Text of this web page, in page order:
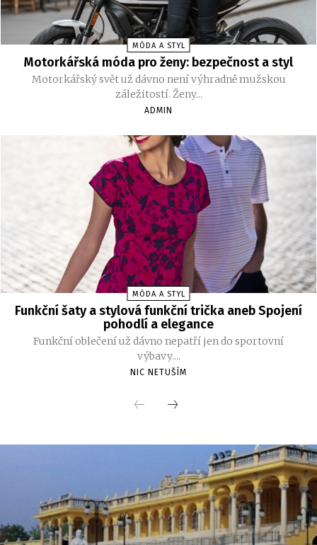
MÓDA A STYL
Motorkářská móda pro ženy: bezpečnost a styl
Motorkářský svět už dávno není výhradně mužskou
záležitostí. Ženy...
ADMIN
MÓDA A STYL
Funkční šaty a stylová funkční trička aneb Spojení
pohodlí a elegance
Funkční oblečení už dávno nepatří jen do sportovní
výbavy....
NIC NETUŠÍM